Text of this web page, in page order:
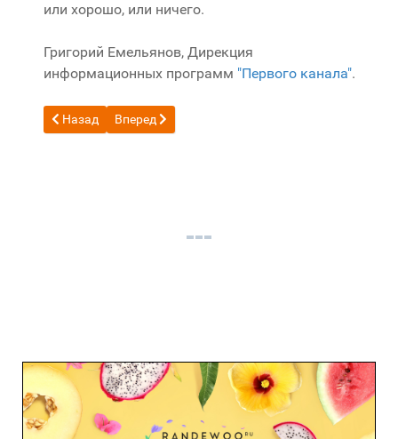
или хорошо, или ничего.
Григорий Емельянов, Дирекция
информационных программ "Первого канала".
Предыдущий: Яндекс открыл свободный доступ к
Назад Следующий: Синхронизация BlackBerry Torch
Вперед